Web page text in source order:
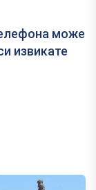
може
извикате